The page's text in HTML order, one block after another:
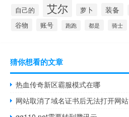
自己的 艾尔 萝卜 装备
谷物 账号 跑跑 都是 骑士
猜你想看的文章
热血传奇新区霸服模式在哪
网站取消了域名证书后无法打开网站